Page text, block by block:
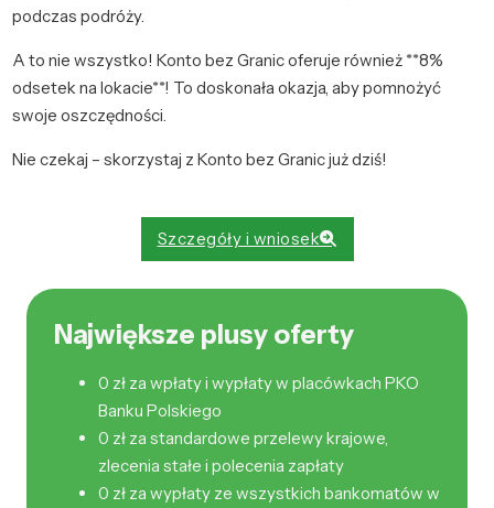
podczas podróży.
A to nie wszystko! Konto bez Granic oferuje również **8%
odsetek na lokacie**! To doskonała okazja, aby pomnożyć
swoje oszczędności.
Nie czekaj – skorzystaj z Konto bez Granic już dziś!
Szczegóły i wniosek
Największe plusy oferty
0 zł za wpłaty i wypłaty w placówkach PKO
Banku Polskiego
0 zł za standardowe przelewy krajowe,
zlecenia stałe i polecenia zapłaty
0 zł za wypłaty ze wszystkich bankomatów w